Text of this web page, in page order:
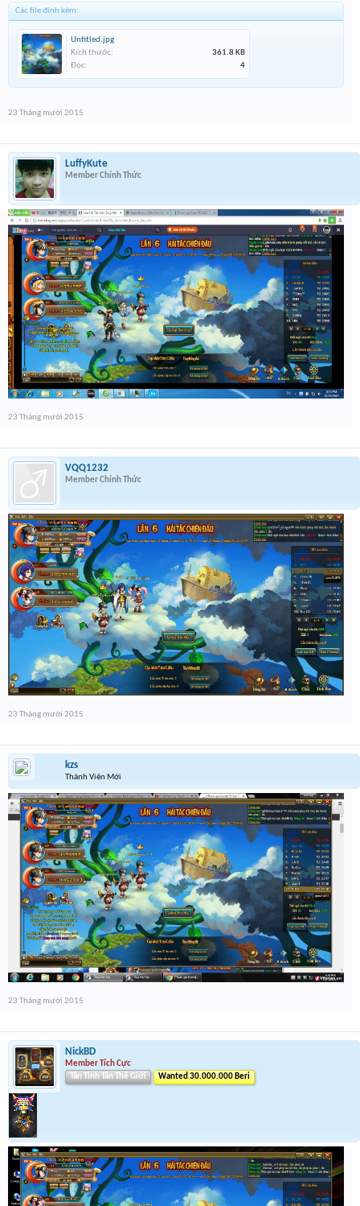
Các file đính kèm:
Untitled.jpg
Kích thước:
361.8 KB
Đọc:
4
23 Tháng mười 2015
LuffyKute
Member Chính Thức
23 Tháng mười 2015
VQQ1232
Member Chính Thức
23 Tháng mười 2015
kzs
Thành Viên Mới
23 Tháng mười 2015
NickBD
Member Tích Cực
Tân Tinh Tân Thế Giới
Wanted 30.000.000 Beri